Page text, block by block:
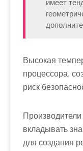
имеет
Высокая
процессора,
риск
вкладывать
для создания